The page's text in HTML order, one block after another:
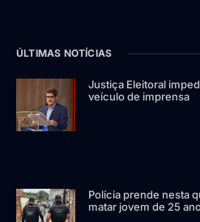
ÚLTIMAS NOTÍCIAS
Justiça Eleitoral
veículo de imprensa
Polícia prende nesta
matar jovem de 25